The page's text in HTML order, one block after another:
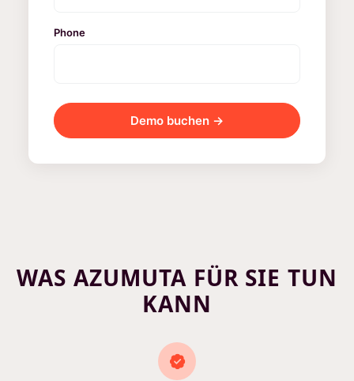
Phone
Demo buchen →
WAS AZUMUTA FÜR SIE TUN
KANN